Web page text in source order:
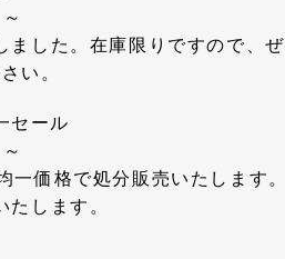
ました。在庫限りですので、ぜ
い。
セール
価格で処分販売いたします。
たします。